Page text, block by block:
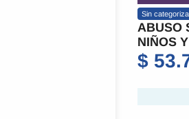
Sin
ABUSO
NIÑOS
$